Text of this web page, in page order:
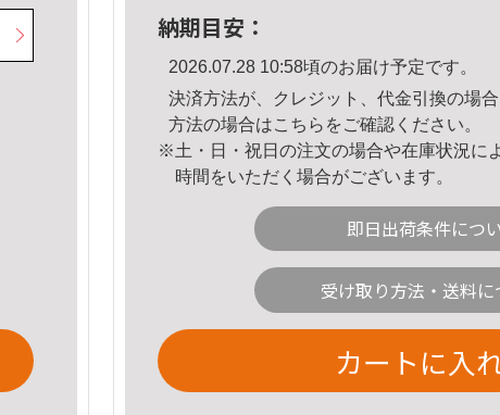
納期目安：
2026.07.28 10:58頃のお届け予定です。
決済方法が、クレジット、代金引換の場
方法の場合はこちら をご確認ください。
※土・日・祝日の注文の場合や在庫状況に
時間をいただく場合がございます。
即日出荷条件につ
受け取り方法・送料に
カートに入